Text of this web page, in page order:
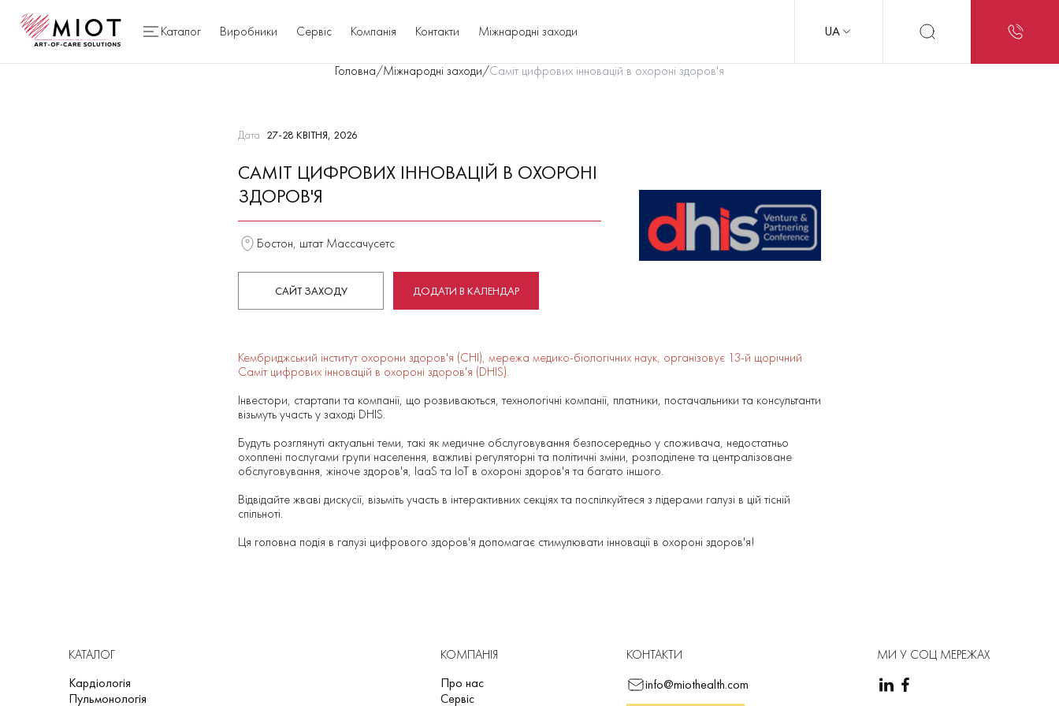
Каталог Виробники Сервіс Компанія Контакти Міжнародні заходи UA
Головна/Міжнародні заходи/Саміт цифрових інновацій в охороні здоров'я
Дата 27-28 КВІТНЯ, 2026
САМІТ ЦИФРОВИХ ІННОВАЦІЙ В ОХОРОНІ
ЗДОРОВ'Я
Бостон, штат Массачусетс
САЙТ ЗАХОДУ ДОДАТИ В КАЛЕНДАР
Кембриджський інститут охорони здоров'я (CHI), мережа медико-біологічних наук, організовує 13-й щорічний
Саміт цифрових інновацій в охороні здоров'я (DHIS).
Інвестори, стартапи та компанії, що розвиваються, технологічні компанії, платники, постачальники та консультанти
візьмуть участь у заході DHIS.
Будуть розглянуті актуальні теми, такі як медичне обслуговування безпосередньо у споживача, недостатньо
охоплені послугами групи населення, важливі регуляторні та політичні зміни, розподілене та централізоване
обслуговування, жіноче здоров'я, IaaS та IoT в охороні здоров'я та багато іншого.
Відвідайте жваві дискусії, візьміть участь в інтерактивних секціях та поспілкуйтеся з лідерами галузі в цій тісній
спільноті.
Ця головна подія в галузі цифрового здоров'я допомагає стимулювати інновації в охороні здоров'я!
КАТАЛОГ
Кардіологія
Пульмонологія
КОМПАНІЯ
Про нас
Сервіс
КОНТАКТИ
info@miothealth.com
МИ У СОЦ МЕРЕЖАХ